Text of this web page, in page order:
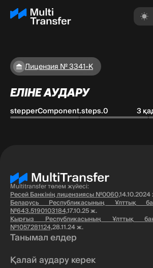
Лицензия № 3341-К
ЕЛІНЕ АУДАРУ
stepperComponent.steps.0 3
Multitransfer төлем жүйесі:
Ресей Банкінің лицензиясы №0060,
Беларусь Республикасының Ұлттық
№643.5190103184,17.10.25 ж.
Қырғыз Республикасының Ұлттық
№1057281124,28.11.24 ж.
Танымал елдер
Қалай аудару керек